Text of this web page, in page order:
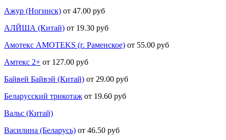
Ажур (Ногинск) от 47.00 руб
АЛЙША (Китай) от 19.30 руб
Амотекс AMOTEKS (г. Раменское) от 55.00 руб
Амтекс 2+ от 127.00 руб
Байвей Байвэй (Китай) от 29.00 руб
Беларусский трикотаж от 19.60 руб
Вальс (Китай)
Василина (Беларусь) от 46.50 руб